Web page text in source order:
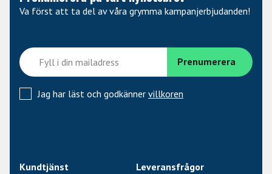
Va först att ta del av våra grymma kampanjerbjudanden!
Jag har läst och godkänner villkoren
Kundtjänst
Leveransfrågor